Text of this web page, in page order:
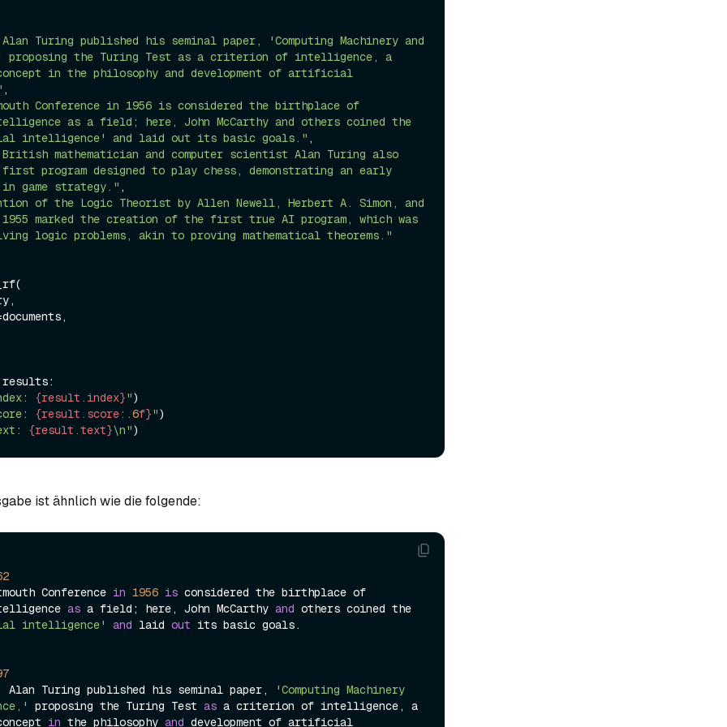
Turing published his seminal paper, 'Computing Machinery and
the Turing Test as a criterion of intelligence, a
in the philosophy and development of artificial
,
Conference in 1956 is considered the birthplace of
as a field; here, John McCarthy and others coined the
intelligence' and laid out its basic goals." ,
mathematician and computer scientist Alan Turing also
first program designed to play chess, demonstrating an early
game strategy." ,
of the Logic Theorist by Allen Newell, Herbert A. Simon, and
marked the creation of the first true AI program, which was
logic problems, akin to proving mathematical theorems."
{result.index}")
{result.score: .6f}")
{result.text}\n"
ist ähnlich wie die folgende:
Conference in 1956 is considered the birthplace of
as a field; here, John McCarthy and others coined the
intelligence'
and laid out its basic goals.
Alan Turing published his seminal paper,
'Computing Machinery
proposing the Turing Test as a criterion of intelligence, a
in the philosophy and development of artificial